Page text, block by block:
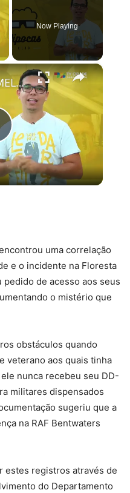
Now Playing
×
[LISTA] OS 10 MELHORES FILMES ORIGINAIS NETFLIX | #PipocasIndica
uma correlação
e o incidente na Floresta
pedido de acesso aos seus
o mistério que
obstáculos quando
veterano aos quais tinha
nunca recebeu seu DD-
militares dispensados
sugeriu que a
na RAF Bentwaters
estes registros através de
do Departamento